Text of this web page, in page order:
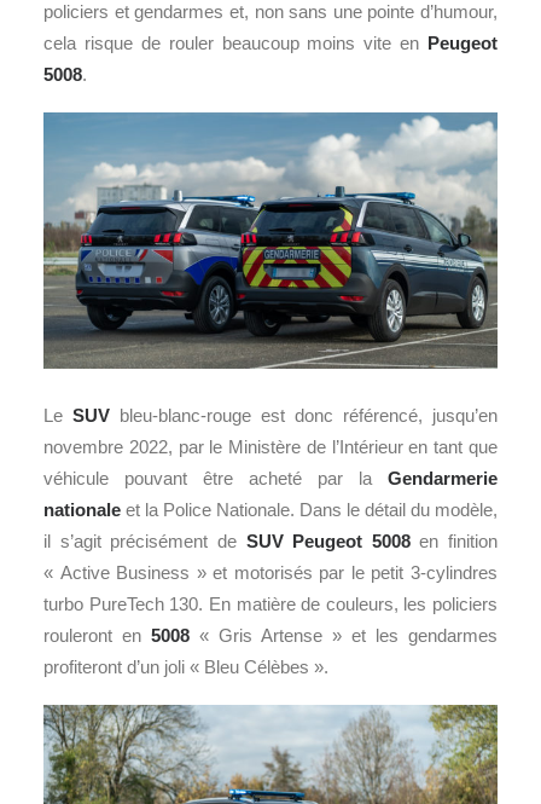
policiers et gendarmes et, non sans une pointe d’humour,
cela risque de rouler beaucoup moins vite en Peugeot
5008.
Le SUV bleu-blanc-rouge est donc référencé, jusqu’en
novembre 2022, par le Ministère de l’Intérieur en tant que
véhicule pouvant être acheté par la Gendarmerie
nationale et la Police Nationale. Dans le détail du modèle,
il s’agit précisément de SUV Peugeot 5008en finition
« Active Business » et motorisés par le petit 3-cylindres
turbo PureTech 130. En matière de couleurs, les policiers
rouleront en 5008 « Gris Artense » et les gendarmes
profiteront d’un joli « Bleu Célèbes ».